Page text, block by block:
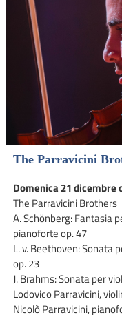
The Parravicini
Domenica 21 dicembre
The Parravicini Brothers
A. Schönberg: Fantasia
pianoforte op. 47
L. v. Beethoven: Sonata
op. 23
J. Brahms: Sonata per
Lodovico Parravicini,
Nicolò Parravicini,